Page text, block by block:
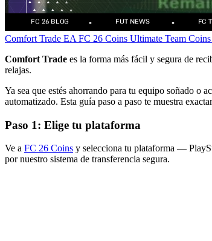
Comfort Trade EA FC 26 Coins Ultimate Team Coins
Comfort Trade es la forma más fácil y segura de
relajas.
Ya sea que estés ahorrando para tu equipo soñado o
automatizado. Esta guía paso a paso te muestra
Paso 1: Elige tu plataforma
Ve a FC 26 Coins y selecciona tu plataforma —
por nuestro sistema de transferencia segura.